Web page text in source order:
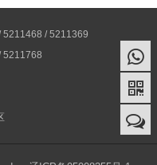
5211468 / 5211369
5211768